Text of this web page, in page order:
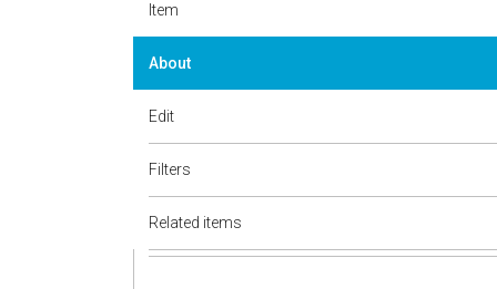
Item
About
Edit
Filters
Related items